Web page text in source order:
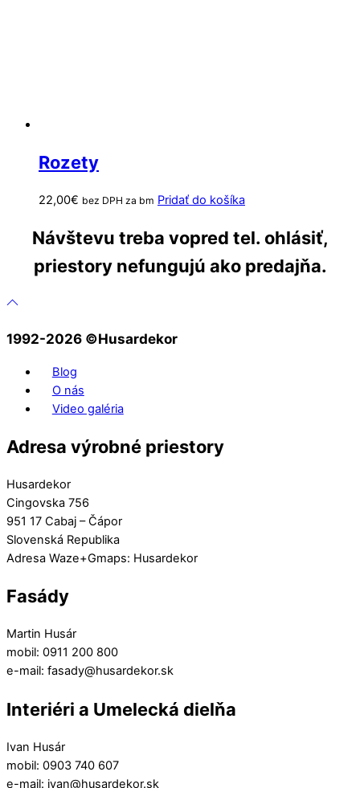
Rozety
22,00€ bez DPH za bm Pridať do košíka
Návštevu treba vopred tel. ohlásiť,
priestory nefungujú ako predajňa.
1992-2026 ©️Husardekor
Blog
O nás
Video galéria
Adresa výrobné priestory
Husardekor
Cingovska 756
951 17 Cabaj – Čápor
Slovenská Republika
Adresa Waze+Gmaps: Husardekor
Fasády
Martin Husár
mobil: 0911 200 800
e-mail: fasady@husardekor.sk
Interiéri a Umelecká dielňa
Ivan Husár
mobil: 0903 740 607
e-mail: ivan@husardekor.sk